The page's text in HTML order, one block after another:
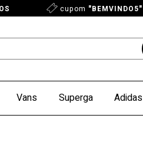
cupom "BEMVINDO5"
Vans Superga Adidas